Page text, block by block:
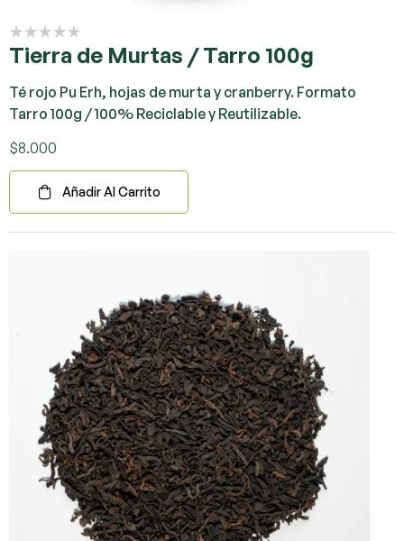
Tierra de Murtas / Tarro 100g
Té rojo Pu Erh, hojas de murta y cranberry. Formato
Tarro 100g / 100% Reciclable y Reutilizable.
$8.000
Añadir Al Carrito